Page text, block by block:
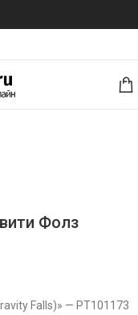
Фолз
Falls)» — PT101173